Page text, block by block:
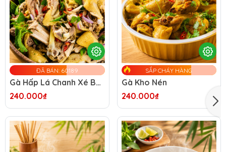
ĐÃ BÁN: 60189
Gà Hấp Lá Chanh Xé Bóp
240.000₫
SẮP CHÁY HÀNG
Gà Kho Nén
240.000₫